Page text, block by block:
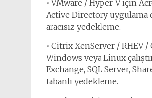
• VMware / Hyper-V için
Active Directory uygulama
aracısız yedekleme.
• Citrix XenServer / RHEV
Windows veya Linux
Exchange, SQL Server,
tabanlı yedekleme.